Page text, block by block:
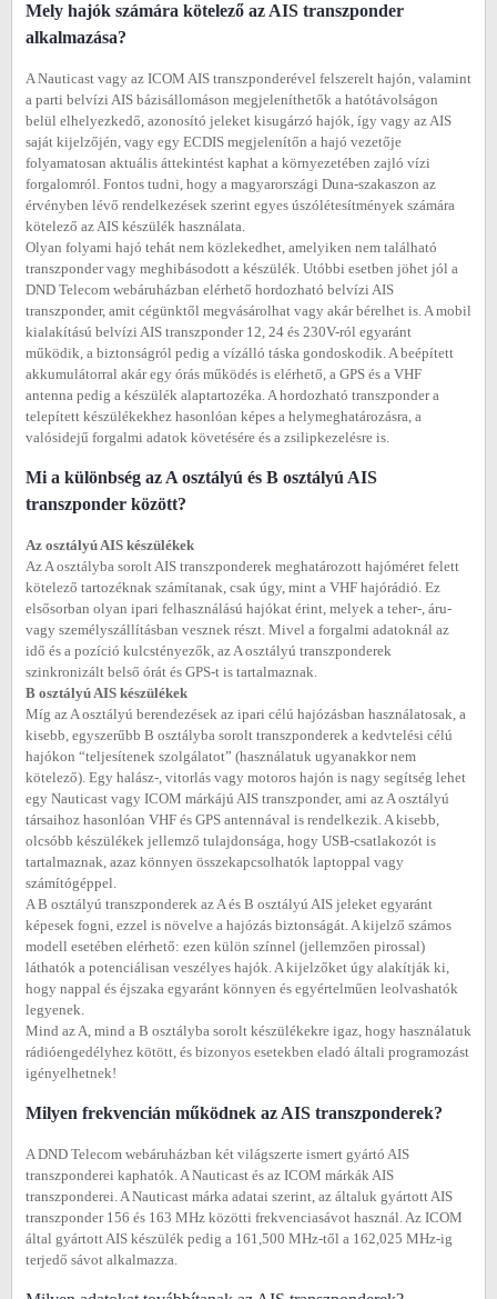
Mely hajók számára kötelező az AIS transzponder
alkalmazása?
A Nauticast vagy az ICOM AIS transzponderével felszerelt hajón, valamint
a parti belvízi AIS bázisállomáson megjeleníthetők a hatótávolságon
belül elhelyezkedő, azonosító jeleket kisugárzó hajók, így vagy az AIS
saját kijelzőjén, vagy egy ECDIS megjelenítőn a hajó vezetője
folyamatosan aktuális áttekintést kaphat a környezetében zajló vízi
forgalomról. Fontos tudni, hogy a magyarországi Duna-szakaszon az
érvényben lévő rendelkezések szerint egyes úszólétesítmények számára
kötelező az AIS készülék használata.
Olyan folyami hajó tehát nem közlekedhet, amelyiken nem található
transzponder vagy meghibásodott a készülék. Utóbbi esetben jöhet jól a
DND Telecom webáruházban elérhető hordozható belvízi AIS
transzponder, amit cégünktől megvásárolhat vagy akár bérelhet is. A mobil
kialakítású belvízi AIS transzponder 12, 24 és 230V-ról egyaránt
működik, a biztonságról pedig a vízálló táska gondoskodik. A beépített
akkumulátorral akár egy órás működés is elérhető, a GPS és a VHF
antenna pedig a készülék alaptartozéka. A hordozható transzponder a
telepített készülékekhez hasonlóan képes a helymeghatározásra, a
valósidejű forgalmi adatok követésére és a zsilipkezelésre is.
Mi a különbség az A osztályú és B osztályú AIS
transzponder között?
Az osztályú AIS készülékek
Az A osztályba sorolt AIS transzponderek meghatározott hajóméret felett
kötelező tartozéknak számítanak, csak úgy, mint a VHF hajórádió. Ez
elsősorban olyan ipari felhasználású hajókat érint, melyek a teher-, áru-
vagy személyszállításban vesznek részt. Mivel a forgalmi adatoknál az
idő és a pozíció kulcstényezők, az A osztályú transzponderek
szinkronizált belső órát és GPS-t is tartalmaznak.
B osztályú AIS készülékek
Míg az A osztályú berendezések az ipari célú hajózásban használatosak, a
kisebb, egyszerűbb B osztályba sorolt transzponderek a kedvtelési célú
hajókon “teljesítenek szolgálatot” (használatuk ugyanakkor nem
kötelező). Egy halász-, vitorlás vagy motoros hajón is nagy segítség lehet
egy Nauticast vagy ICOM márkájú AIS transzponder, ami az A osztályú
társaihoz hasonlóan VHF és GPS antennával is rendelkezik. A kisebb,
olcsóbb készülékek jellemző tulajdonsága, hogy USB-csatlakozót is
tartalmaznak, azaz könnyen összekapcsolhatók laptoppal vagy
számítógéppel.
A B osztályú transzponderek az A és B osztályú AIS jeleket egyaránt
képesek fogni, ezzel is növelve a hajózás biztonságát. A kijelző számos
modell esetében elérhető: ezen külön színnel (jellemzően pirossal)
láthatók a potenciálisan veszélyes hajók. A kijelzőket úgy alakítják ki,
hogy nappal és éjszaka egyaránt könnyen és egyértelműen leolvashatók
legyenek.
Mind az A, mind a B osztályba sorolt készülékekre igaz, hogy használatuk
rádióengedélyhez kötött, és bizonyos esetekben eladó általi programozást
igényelhetnek!
Milyen frekvencián működnek az AIS transzponderek?
A DND Telecom webáruházban két világszerte ismert gyártó AIS
transzponderei kaphatók. A Nauticast és az ICOM márkák AIS
transzponderei. A Nauticast márka adatai szerint, az általuk gyártott AIS
transzponder 156 és 163 MHz közötti frekvenciasávot használ. Az ICOM
által gyártott AIS készülék pedig a 161,500 MHz-től a 162,025 MHz-ig
terjedő sávot alkalmazza.